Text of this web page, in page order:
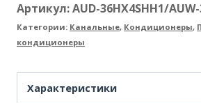
Артикул:AUD-36HX4SHH1/
Категории: Канальные, Кондиционеры,
кондиционеры
Характеристики